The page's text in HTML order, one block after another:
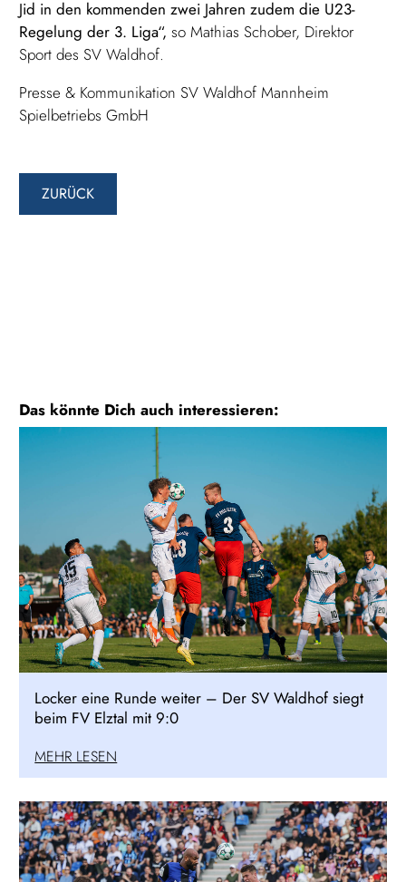
Jid in den kommenden zwei Jahren zudem die U23-
Regelung der 3. Liga“, so Mathias Schober, Direktor
Sport des SV Waldhof.
Presse & Kommunikation SV Waldhof Mannheim
Spielbetriebs GmbH
ZURÜCK
Das könnte Dich auch interessieren:
Locker eine Runde weiter – Der SV Waldhof siegt
beim FV Elztal mit 9:0
MEHR LESEN